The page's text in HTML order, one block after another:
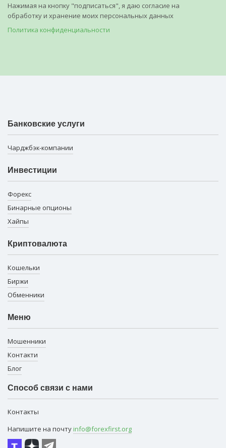
Нажимая на кнопку "подписаться", я даю согласие на
обработку и хранение моих персональных данных
Политика конфиденциальности
Банковские услуги
Чарджбэк-компании
Инвестиции
Форекс
Бинарные опционы
Хайпы
Криптовалюта
Кошельки
Биржи
Обменники
Меню
Мошенники
Контакти
Блог
Способ связи с нами
Контакты
Напишите на почту info@forexfirst.org